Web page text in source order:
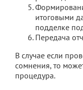
итоговыми
подделке
Передача
В случае если
сомнения, то
процедура.